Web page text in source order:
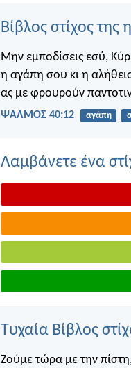
Βίβλος στίχος της
Μην εμποδίσεις εσύ,
η αγάπη σου κι η
ας με φρουρούν
ΨΑΛΜΌΣ 40:12 αγάπη
Λαμβάνετε ένα
Τυχαία Βίβλος
Ζούμε τώρα με την